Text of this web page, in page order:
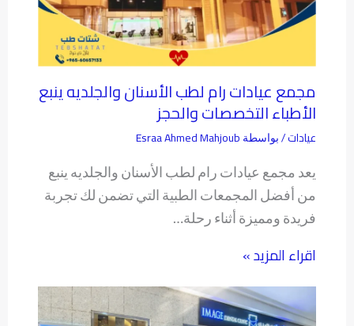
مجمع عيادات رام لطب الأسنان والجلديه ينبع
الأطباء التخصصات والحجز
عيادات/ بواسطة Esraa Ahmed Mahjoub
يعد مجمع عيادات رام لطب الأسنان والجلديه ينبع
من أفضل المجمعات الطبية التي تضمن لك تجربة
فريدة ومميزة أثناء رحلة…
اقراء المزيد »